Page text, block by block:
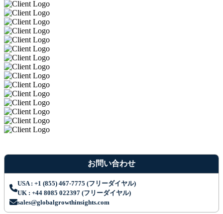
お問い合わせ
USA : +1 (855) 467-7775 (フリーダイヤル)
UK : +44 8085 022397 (フリーダイヤル)
sales@globalgrowthinsights.com